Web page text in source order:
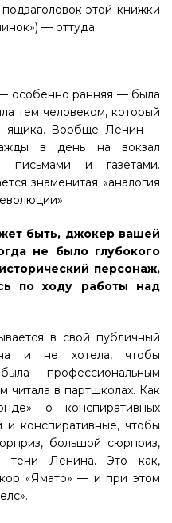
этой книжки
— оттуда.
особенно ранняя — была
тем человеком, который
ящика. Вообще Ленин —
в день на вокзал
и газетами.
знаменитая «аналогия
быть, джокер вашей
не было глубокого
персонаж,
по ходу работы над
в свой публичный
и не хотела, чтобы
профессиональным
читала в партшколах. Как
о конспиративных
конспиративные, чтобы
большой сюрприз,
тени Ленина. Это как,
«Ямато» — и при этом